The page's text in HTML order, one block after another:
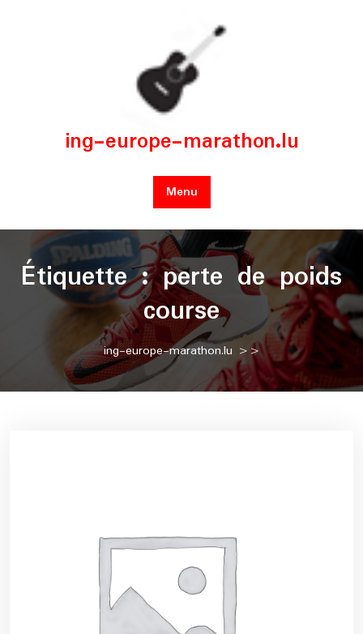
ing-europe-marathon.lu
Menu
Étiquette :perte de poids
course
ing-europe-marathon.lu >>